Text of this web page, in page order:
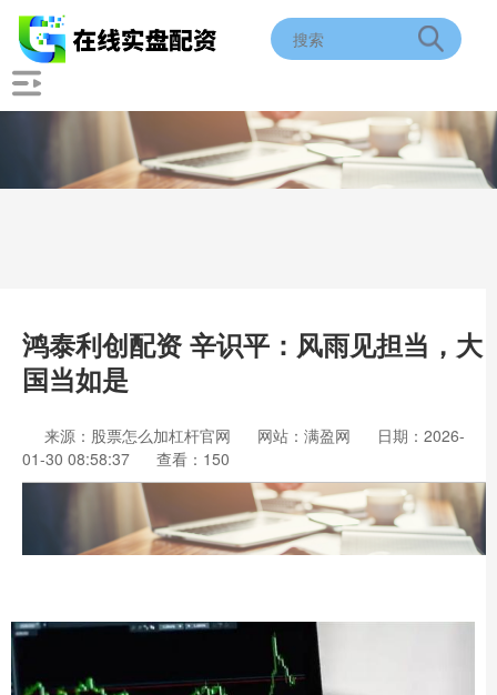
鸿泰利创配资 辛识平：风雨见担当，大
国当如是
来源：股票怎么加杠杆官网 网站：满盈网
日期：2026-
01-30 08:58:37
查看：150